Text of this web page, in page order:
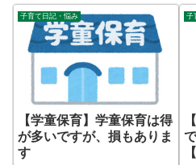
子育て日記・悩み
【学童保育】学童保育は得
が多いですが、損もありま
す
子